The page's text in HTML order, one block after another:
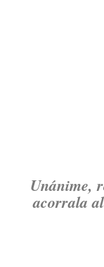
Unánime,
acorrala